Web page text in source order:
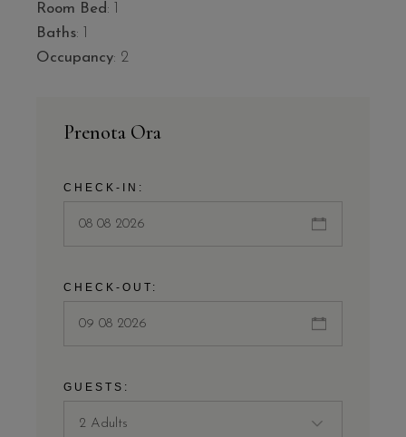
Room Bed: 1
Baths: 1
Occupancy: 2
Prenota Ora
CHECK-IN:
CHECK-OUT:
GUESTS: